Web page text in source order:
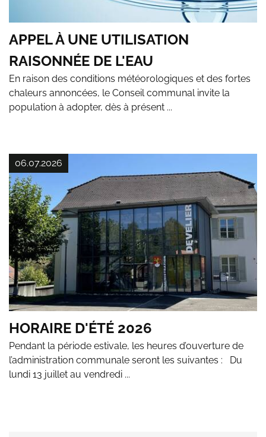
APPEL À UNE UTILISATION
RAISONNÉE DE L'EAU
En raison des conditions météorologiques et des fortes
chaleurs annoncées, le Conseil communal invite la
population à adopter, dès à présent ...
06.07.2026
HORAIRE D'ÉTÉ 2026
Pendant la période estivale, les heures d’ouverture de
l’administration communale seront les suivantes : Du
lundi 13 juillet au vendredi ...